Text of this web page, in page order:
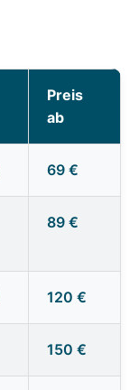
Preis
ab
69 €
89 €
120 €
150 €